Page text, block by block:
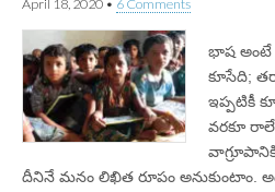
April 18, 2020 • 6 Comments
భాష అంటే
కూసేది;
ఇప్పటికీ
వరకూ
వాగ్రూపానికి
దీనినే మనం లిఖిత రూపం అనుకుంటాం.